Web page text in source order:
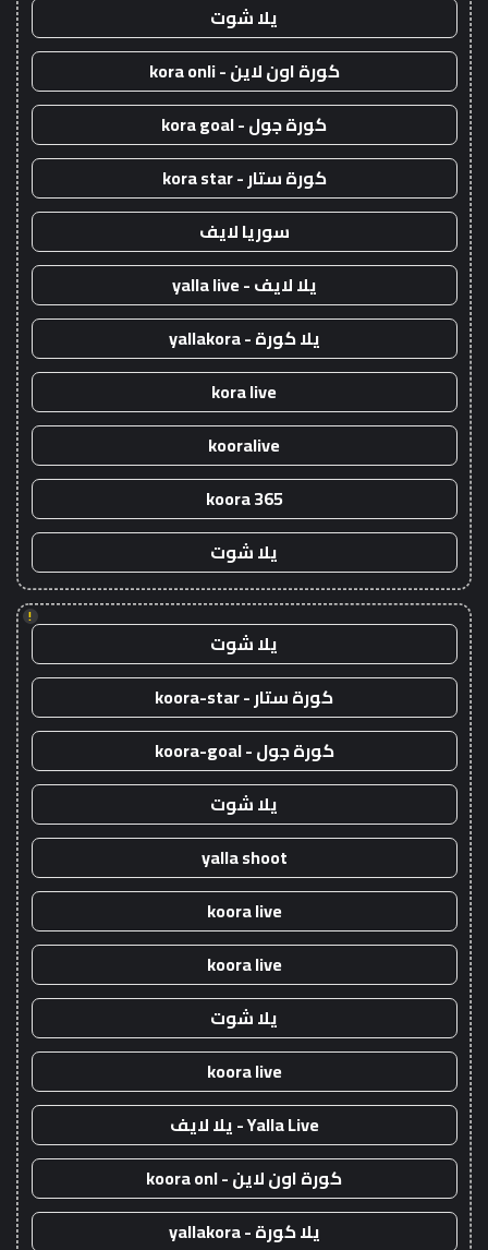
يلا شوت
كورة اون لاين - kora onli
كورة جول - kora goal
كورة ستار - kora star
سوريا لايف
يلا لايف - yalla live
يلا كورة - yallakora
kora live
kooralive
koora 365
يلا شوت
!
يلا شوت
كورة ستار - koora-star
كورة جول - koora-goal
يلا شوت
yalla shoot
koora live
koora live
يلا شوت
koora live
Yalla Live - يلا لايف
كورة اون لاين - koora onl
يلا كورة - yallakora